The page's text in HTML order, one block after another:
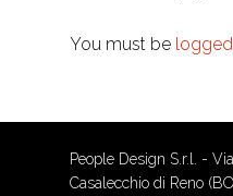
You must be
People Design S.r.l. -
Casalecchio di Reno